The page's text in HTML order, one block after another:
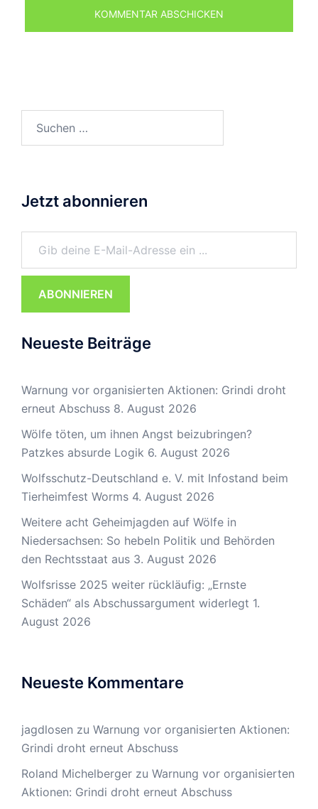
nach:
Jetzt abonnieren
Gib deine E-Mail-Adresse ein ...
ABONNIEREN
Neueste Beiträge
Warnung vor organisierten Aktionen: Grindi droht
erneut Abschuss 8. August 2026
Wölfe töten, um ihnen Angst beizubringen?
Patzkes absurde Logik 6. August 2026
Wolfsschutz-Deutschland e. V. mit Infostand beim
Tierheimfest Worms 4. August 2026
Weitere acht Geheimjagden auf Wölfe in
Niedersachsen: So hebeln Politik und Behörden
den Rechtsstaat aus 3. August 2026
Wolfsrisse 2025 weiter rückläufig: „Ernste
Schäden“ als Abschussargument widerlegt 1.
August 2026
Neueste Kommentare
jagdlosen zu Warnung vor organisierten Aktionen:
Grindi droht erneut Abschuss
Roland Michelberger zu Warnung vor organisierten
Aktionen: Grindi droht erneut Abschuss